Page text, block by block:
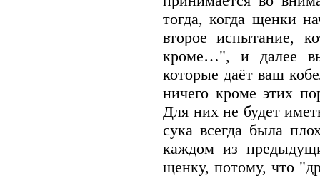
тогда, когда щенки
второе испытание,
кроме…", и далее
которые даёт ваш
ничего кроме этих
Для них не будет
сука всегда была
каждом из
щенку, потому, что